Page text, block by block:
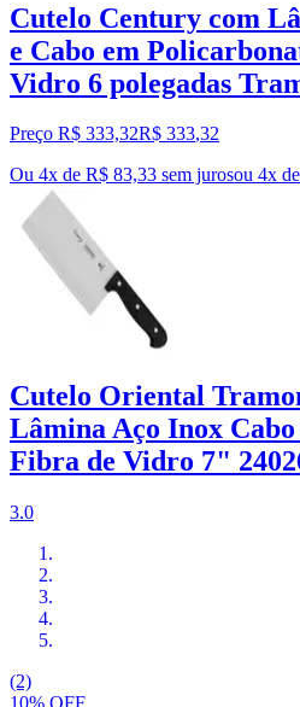
Cutelo Century com
e Cabo em
Vidro 6 polegadas
Preço R$ 333,32R$ 333,32
Ou 4x de R$ 83,33 sem jurosou 4x de
Cutelo Oriental
Lâmina Aço Inox
Fibra de Vidro 7"
3.0
(2)